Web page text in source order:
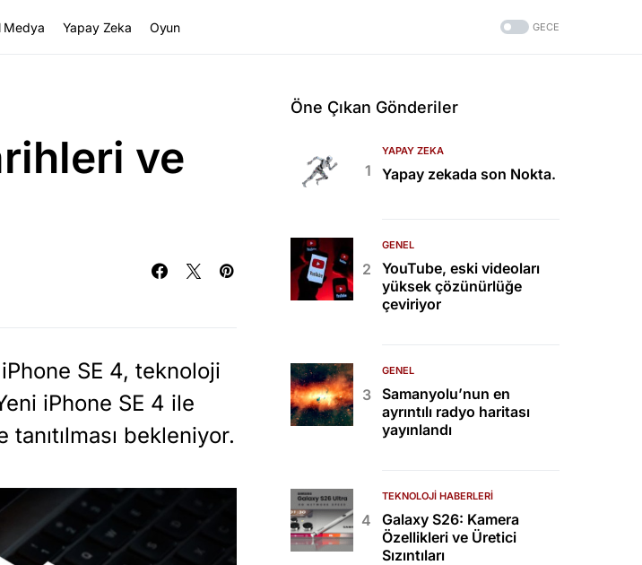
Medya Yapay Zeka Oyun GECE
ve
SE 4, teknoloji
iPhone SE 4 ile
bekleniyor.
Öne Çıkan Gönderiler
YAPAY ZEKA
Yapay zekada son Nokta.
GENEL
YouTube, eski videoları
yüksek çözünürlüğe
çeviriyor
GENEL
Samanyolu’nun en
ayrıntılı radyo haritası
yayınlandı
TEKNOLOJI HABERLERI
Galaxy S26: Kamera
Özellikleri ve Üretici
Sızıntıları